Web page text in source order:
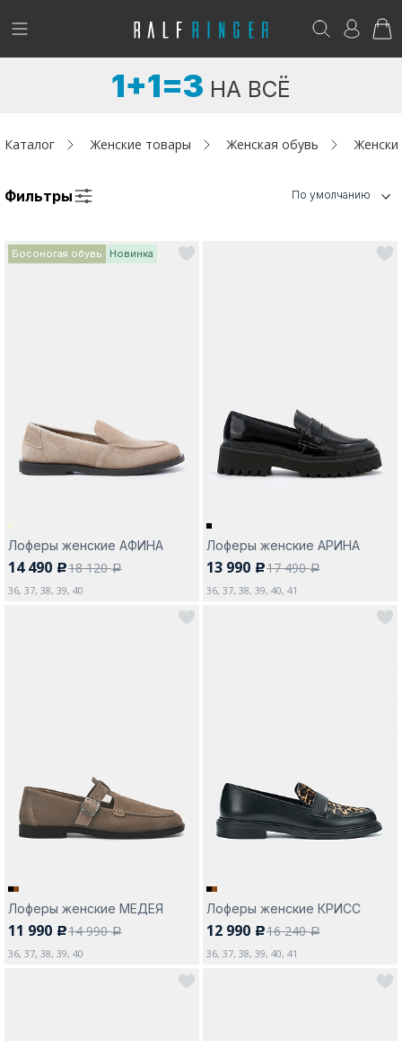
!
Женщинам
Да, все верно Изменить город
Возникли вопросы? - club@ralf.ru
1+1=3 НА ВСЁ
Каталог Женские товары Женская обувь
Фильтры По умолчанию
Босоногая обувь Новинка
Лоферы женские АФИНА
14 490 c18 120a
36, 37, 38, 39, 40
Лоферы женские АРИНА
13 990 c17 490a
36, 37, 38, 39, 40, 41
Лоферы женские МЕДЕЯ
11 990 c14 990a
36, 37, 38, 39, 40
Лоферы женские КРИСС
12 990 c16 240a
36, 37, 38, 39, 40, 41